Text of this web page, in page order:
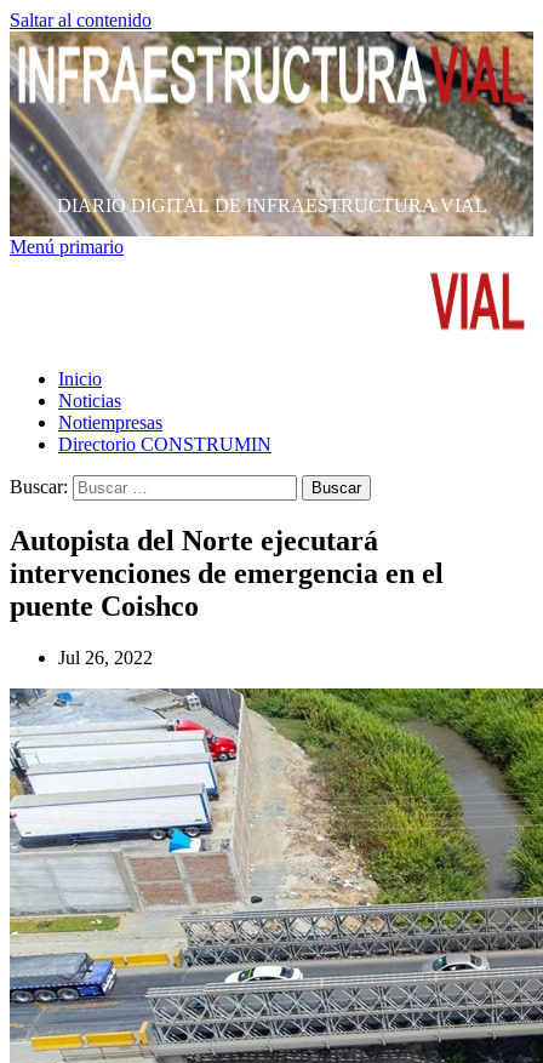
Saltar al contenido
DIARIO DIGITAL DE INFRAESTRUCTURA VIAL
Menú primario
Inicio
Noticias
Notiempresas
Directorio CONSTRUMIN
Buscar:
Autopista del Norte ejecutará
intervenciones de emergencia en el
puente Coishco
Jul 26, 2022